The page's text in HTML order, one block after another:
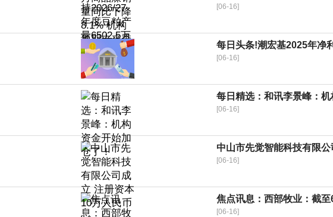
[06-16]
每日头条!潮宏基2025年净
[06-16]
每日精选：和讯李景峰：机
[06-16]
中山市先觉智能科技有限
[06-16]
焦点讯息：西部牧业：截
[06-16]